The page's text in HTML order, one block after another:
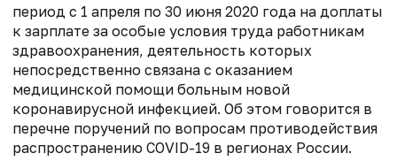
период с 1 апреля по 30 июня 2020 года на доплаты
к зарплате за особые условия труда работникам
здравоохранения, деятельность которых
непосредственно связана с оказанием
медицинской помощи больным новой
коронавирусной инфекцией. Об этом говорится в
перечне поручений по вопросам противодействия
распространению COVID-19 в регионах России.